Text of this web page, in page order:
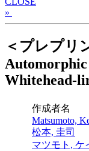
»
＜プレプリ
Whitehead-
作成者名
Matsumoto,
松本, 圭司
マツモト, ケ